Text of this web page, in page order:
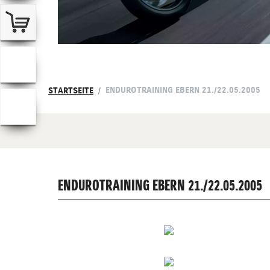
STARTSEITE ENDUROTRAINING EBERN 21./22.05.2005
ENDUROTRAINING EBERN 21./22.05.2005